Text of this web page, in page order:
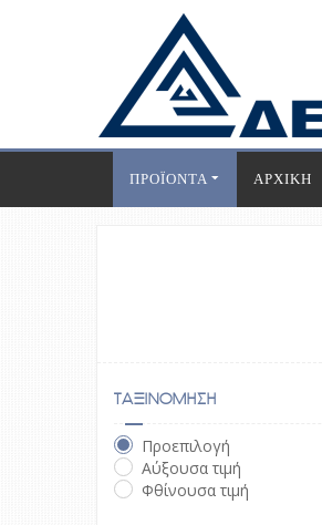
ΠΡΟΪΟΝΤΑ ΑΡΧΙΚΗ
ΤΑΞΙΝΟΜΗΣΗ
Προεπιλογή
Αύξουσα τιμή
Φθίνουσα τιμή